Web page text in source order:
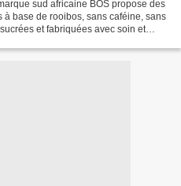
sud africaine BOS propose des
base de rooibos, sans caféine, sans
et fabriquées avec soin et